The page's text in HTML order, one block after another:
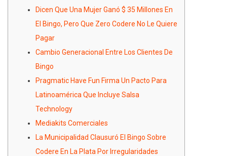
Dicen Que Una Mujer Ganó $ 35 Millones En
El Bingo, Pero Que Zero Codere No Le Quiere
Pagar
Cambio Generacional Entre Los Clientes De
Bingo
Pragmatic Have Fun Firma Un Pacto Para
Latinoamérica Que Incluye Salsa
Technology
Mediakits Comerciales
La Municipalidad Clausuró El Bingo Sobre
Codere En La Plata Por Irregularidades